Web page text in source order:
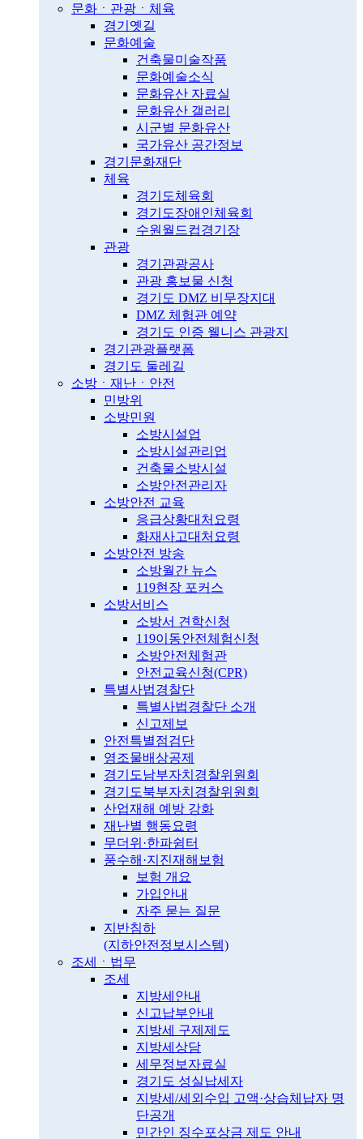
문화ㆍ관광ㆍ체육
경기옛길
문화예술
건축물미술작품
문화예술소식
문화유산 자료실
문화유산 갤러리
시군별 문화유산
국가유산 공간정보
경기문화재단
체육
경기도체육회
경기도장애인체육회
수원월드컵경기장
관광
경기관광공사
관광 홍보물 신청
경기도 DMZ 비무장지대
DMZ 체험관 예약
경기도 인증 웰니스 관광지
경기관광플랫폼
경기도 둘레길
소방ㆍ재난ㆍ안전
민방위
소방민원
소방시설업
소방시설관리업
건축물소방시설
소방안전관리자
소방안전 교육
응급상황대처요령
화재사고대처요령
소방안전 방송
소방월간 뉴스
119현장 포커스
소방서비스
소방서 견학신청
119이동안전체험신청
소방안전체험관
안전교육신청(CPR)
특별사법경찰단
특별사법경찰단 소개
신고제보
안전특별점검단
영조물배상공제
경기도남부자치경찰위원회
경기도북부자치경찰위원회
산업재해 예방 강화
재난별 행동요령
무더위·한파쉼터
풍수해·지진재해보험
보험 개요
가입안내
자주 묻는 질문
지반침하
(지하안전정보시스템)
조세ㆍ법무
조세
지방세안내
신고납부안내
지방세 구제제도
지방세상담
세무정보자료실
경기도 성실납세자
지방세/세외수입 고액·상습체납자 명
단공개
민간인 징수포상금 제도 안내